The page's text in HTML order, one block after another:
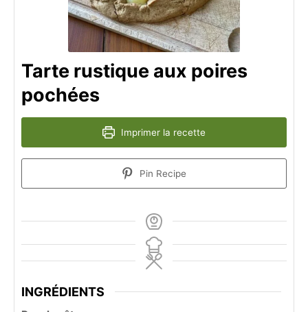
Tarte rustique aux poires
pochées
Imprimer la recette
Pin Recipe
INGRÉDIENTS